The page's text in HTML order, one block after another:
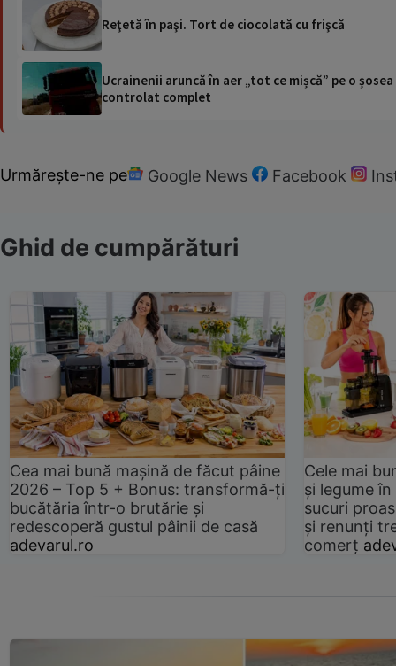
Reţetă în paşi. Tort de ciocolată cu frişcă
Ucrainenii aruncă în aer „tot ce mișcă” pe o
controlat complet
Urmărește-ne pe Google News Facebook
Ghid de cumpărături
Cea mai bună mașină de făcut pâine
2026 – Top 5 + Bonus: transformă-ți
bucătăria într-o brutărie și
redescoperă gustul pâinii de casă
adevarul.ro
Cele mai
și legume
sucuri
și renunți
comerț